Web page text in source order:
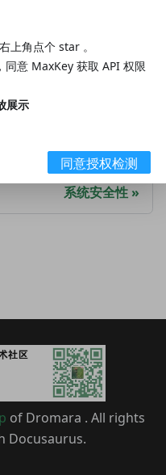
下一页
系统安全性
of Dromara . All rights
Docusaurus.
上角点个 star 。
意 MaxKey 获取 API 权限
展示
同意授权检测